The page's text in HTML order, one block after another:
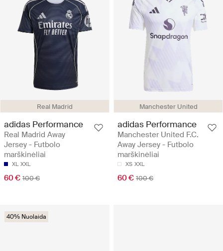
Real Madrid
adidas Performance
Real Madrid Away
Jersey - Futbolo
marškinėliai
XL XXL
60 € 100 €
Manchester United
adidas Performance
Manchester United F.C.
Away Jersey - Futbolo
marškinėliai
XS XXL
60 € 100 €
40% Nuolaida